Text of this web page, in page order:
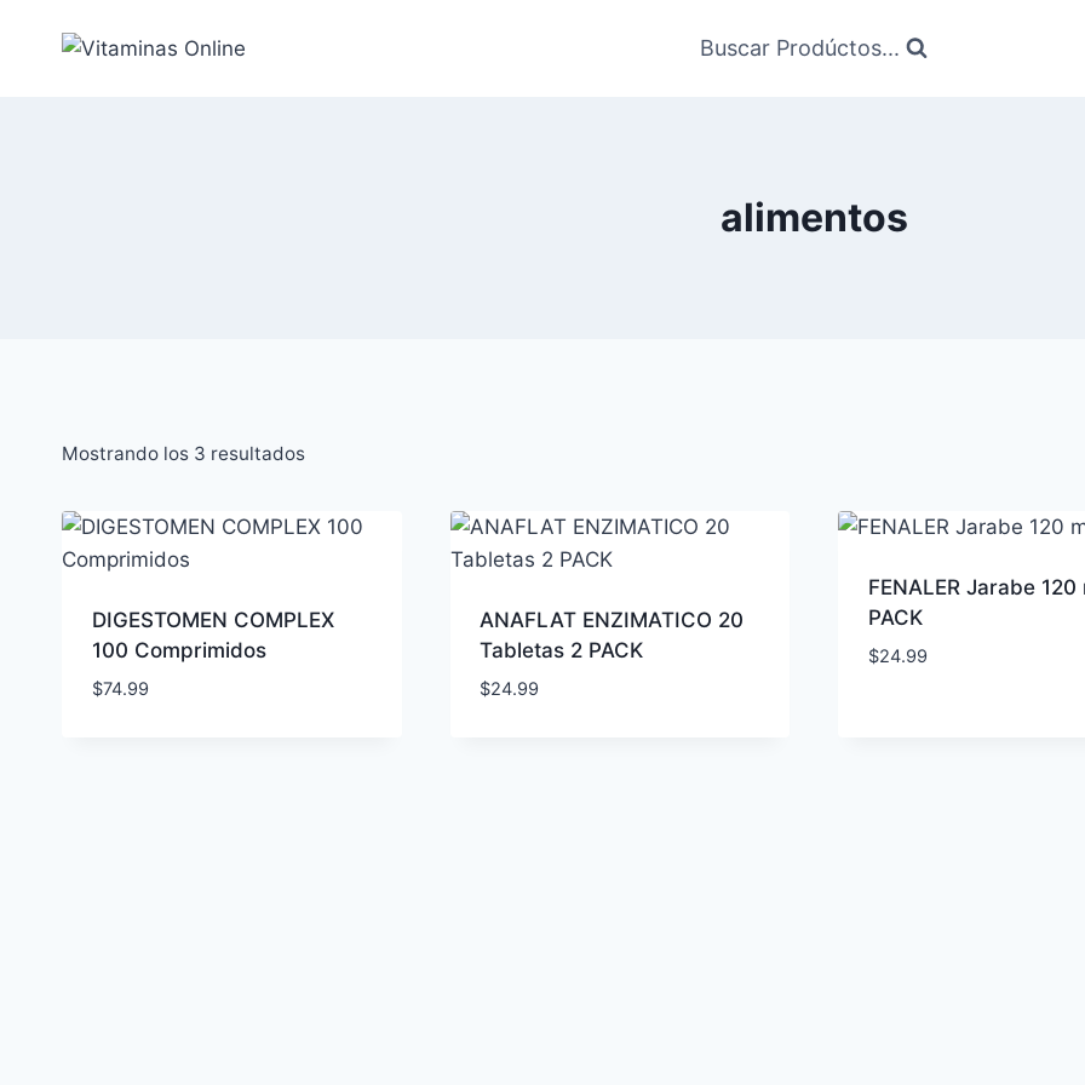
Buscar Prodúctos...
alimentos
Mostrando los 3 resultadosOrdenado
popularidad
DIGESTOMEN COMPLEX
100 Comprimidos
$74.99
ANAFLAT ENZIMATICO 20
Tabletas 2 PACK
$24.99
FENALER Jarabe 120
PACK
$24.99